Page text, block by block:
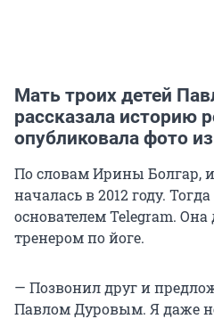
Мать троих детей
рассказала историю
опубликовала фото
По словам Ирины Болгар,
началась в 2012 году.
основателем Telegram.
тренером по йоге.
— Позвонил друг и
Павлом Дуровым. Я даже